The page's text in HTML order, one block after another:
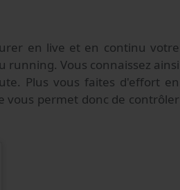
en live et en continu votre
running. Vous connaissez ainsi
Plus vous faites d'effort en
vous permet donc de contrôler